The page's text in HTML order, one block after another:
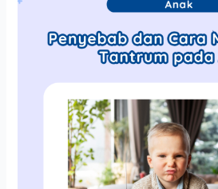
Menghadapi
Tantrum